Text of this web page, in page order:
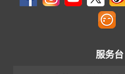
服务台